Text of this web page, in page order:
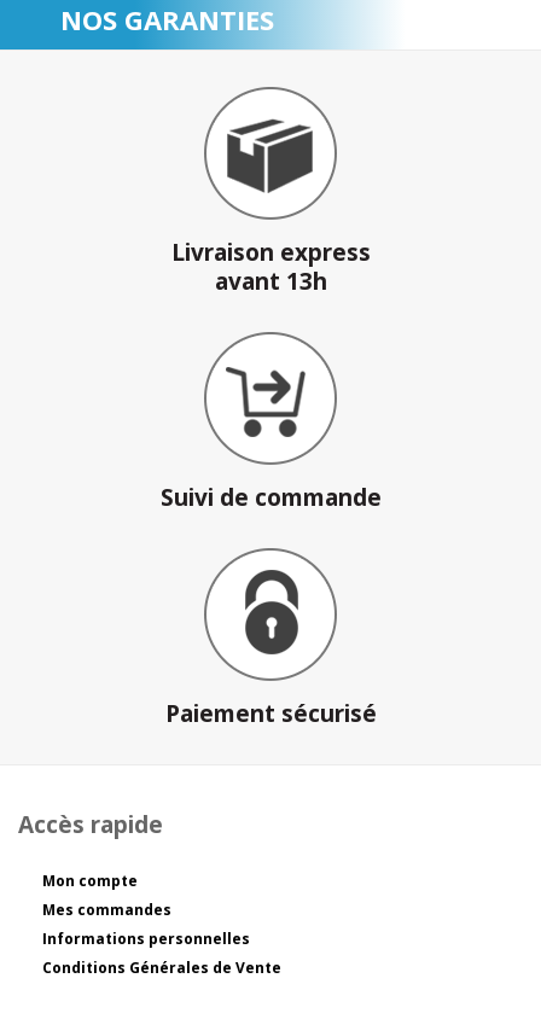
NOS GARANTIES
Livraison express
avant 13h
Suivi de commande
Paiement sécurisé
Accès rapide
Mon compte
Mes commandes
Informations personnelles
Conditions Générales de Vente